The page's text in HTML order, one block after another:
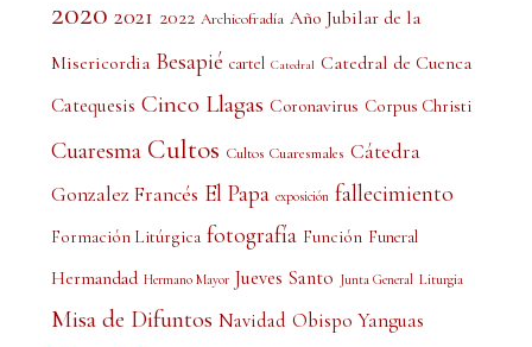
2020 2021 2022 Archicofradía Año Jubilar de la
Misericordia Besapié cartel Catedral Catedral de Cuenca
Catequesis Cinco Llagas Coronavirus Corpus Christi
Cuaresma Cultos Cultos Cuaresmales Cátedra
Gonzalez Francés El Papa exposición fallecimiento
Formación Litúrgica fotografía Función Funeral
Hermandad Hermano Mayor Jueves Santo Junta General Liturgia
Misa de Difuntos Navidad Obispo Yanguas